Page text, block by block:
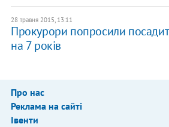
28 травня 2015, 13:11
Прокурори попросили
на 7 років
Про нас
Реклама на сайті
Івенти